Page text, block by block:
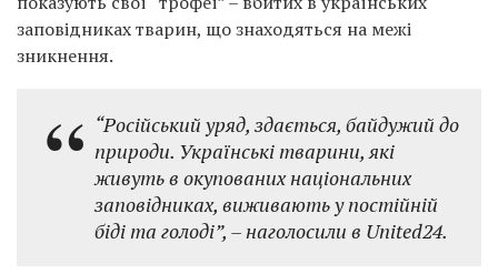
заповідниках тварин, що знаходяться на межі
зникнення.
“Російський уряд, здається, байдужий до
природи. Українські тварини, які
живуть в окупованих національних
заповідниках, виживають у постійній
біді та голоді”, – наголосили в United24.